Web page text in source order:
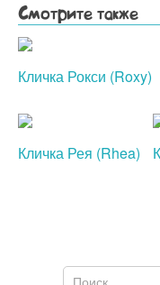
Смотрите также
Кличка Рокси (Roxy)
Кличка Рея (Rhea)
Поиск